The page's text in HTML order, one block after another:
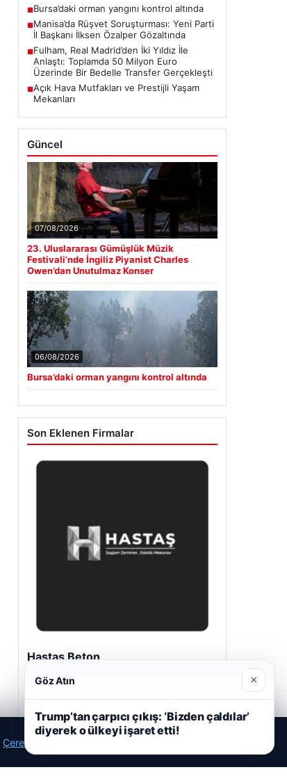
■Bursa’daki orman yangını kontrol altında
■Manisa’da Rüşvet Soruşturması: Yeni Parti
İl Başkanı İlksen Özalper Gözaltında
■Fulham, Real Madrid’den İki Yıldız İle
Anlaştı: Toplamda 50 Milyon Euro
Üzerinde Bir Bedelle Transfer Gerçekleşti
■Açık Hava Mutfakları ve Prestijli Yaşam
Mekanları
Güncel
07/08/2026
23. Uluslararası Gümüşlük Müzik
Festivali’nde İngiliz Piyanist Charles
Owen’dan Unutulmaz Konser
06/08/2026
Bursa’daki orman yangını kontrol altında
Son Eklenen Firmalar
Hastaş Beton
Çerez Politikamız
Göz Atın ×
Trump’tan çarpıcı çıkış: ‘Bizden çaldılar’
diyerek o ülkeyi işaret etti!